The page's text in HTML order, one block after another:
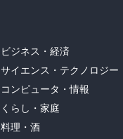
ビジネス・経済
サイエンス・テクノロジー
コンピュータ・情報
くらし・家庭
料理・酒